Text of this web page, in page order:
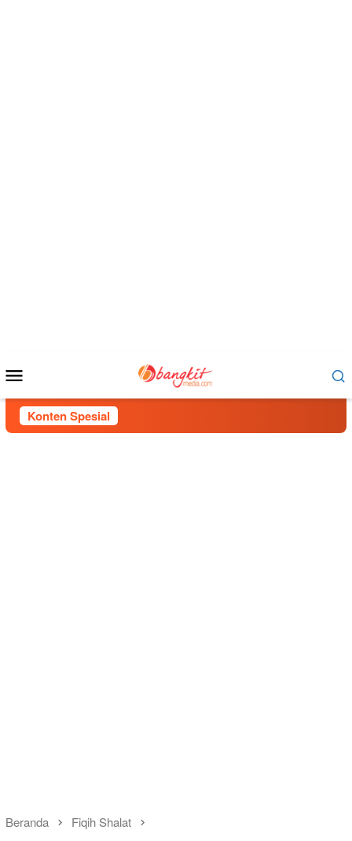
Mobile
Konten Spesial
Beranda Fiqih Shalat